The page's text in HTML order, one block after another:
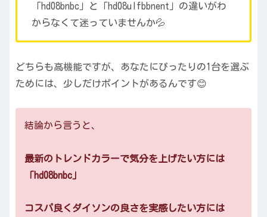
「hd08bnbc」と「hd08ulfbbnent」の違いがわ
からなくて迷っていませんか💦
どちらも高機能ですが、あなたにぴったりの1台を選ぶ
ためには、少しだけポイントがあるんです😊
結論から言うと、
最新のトレンドカラーで気分を上げたい方には
「hd08bnbc」
コスパ良くダイソンの良さを実感したい方には